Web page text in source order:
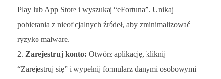
Play lub App Store i wyszukaj “eFortuna”. Unikaj
pobierania z nieoficjalnych źródeł, aby zminimalizować
ryzyko malware.
Zarejestruj konto: Otwórz aplikację, kliknij
“Zarejestruj się” i wypełnij formularz danymi osobowymi